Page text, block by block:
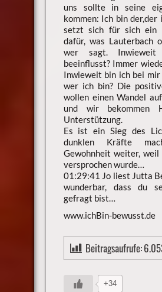
uns sollte in seine
kommen: Ich bin der,der
setzt sich für sich ein
dafür, was Lauterbach
wer sagt.
beeinflusst? Immer
Inwieweit bin ich bei mir
wer ich bin? Die
wollen einen Wandel
und wir bekommen
Unterstützung.
Es ist ein Sieg des
dunklen Kräfte
Gewohnheit weiter, weil
versprochen wurde…
01:29:41 Jo liest Jutta
wunderbar, dass du
gefragt bist…
www.ichBin-bewusst.de
Beitragsaufrufe:
+34